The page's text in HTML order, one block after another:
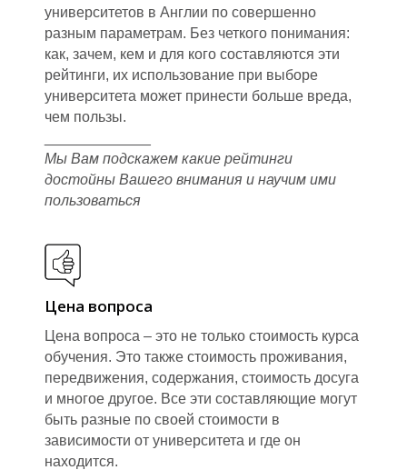
Н
университетов в Англии по совершенно
разным параметрам. Без четкого понимания:
как, зачем, кем и для кого составляются эти
рейтинги, их использование при выборе
университета может принести больше вреда,
чем пользы.
Мы Вам подскажем какие рейтинги
достойны Вашего внимания и научим ими
пользоваться
Цена вопроса
Цена вопроса – это не только стоимость курса
обучения. Это также стоимость проживания,
передвижения, содержания, стоимость досуга
и многое другое. Все эти составляющие могут
быть разные по своей стоимости в
зависимости от университета и где он
находится.